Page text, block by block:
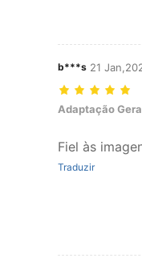
b***s 21
Adaptação Geral:
Adaptação
Fiel às
Traduzir